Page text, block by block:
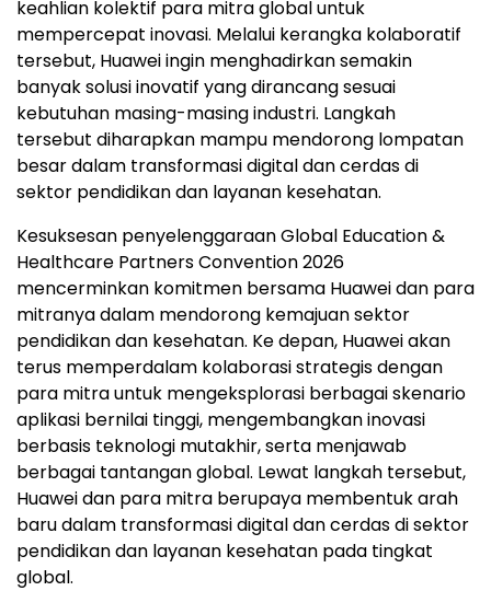
keahlian kolektif para mitra global untuk
mempercepat inovasi. Melalui kerangka kolaboratif
tersebut, Huawei ingin menghadirkan semakin
banyak solusi inovatif yang dirancang sesuai
kebutuhan masing-masing industri. Langkah
tersebut diharapkan mampu mendorong lompatan
besar dalam transformasi digital dan cerdas di
sektor pendidikan dan layanan kesehatan.
Kesuksesan penyelenggaraan Global Education &
Healthcare Partners Convention 2026
mencerminkan komitmen bersama Huawei dan para
mitranya dalam mendorong kemajuan sektor
pendidikan dan kesehatan. Ke depan, Huawei akan
terus memperdalam kolaborasi strategis dengan
para mitra untuk mengeksplorasi berbagai skenario
aplikasi bernilai tinggi, mengembangkan inovasi
berbasis teknologi mutakhir, serta menjawab
berbagai tantangan global. Lewat langkah tersebut,
Huawei dan para mitra berupaya membentuk arah
baru dalam transformasi digital dan cerdas di sektor
pendidikan dan layanan kesehatan pada tingkat
global.